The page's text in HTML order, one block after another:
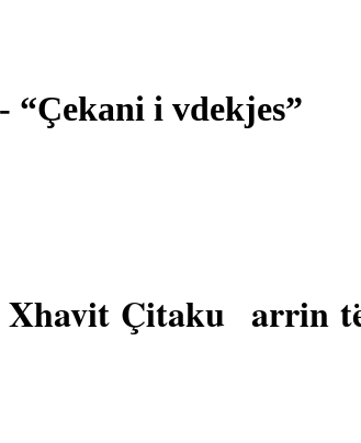
i vdekjes”
Çitaku arrin